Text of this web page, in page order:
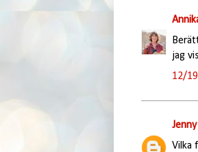
jag
12/
Jenny
Vilka